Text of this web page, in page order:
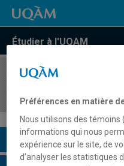
Étudier à l'UQAM
COURS//
Description du cours
Préférences en matière
Nous utilisons des
informations qui nous
expérience sur le site, de
d’analyser les statistiques